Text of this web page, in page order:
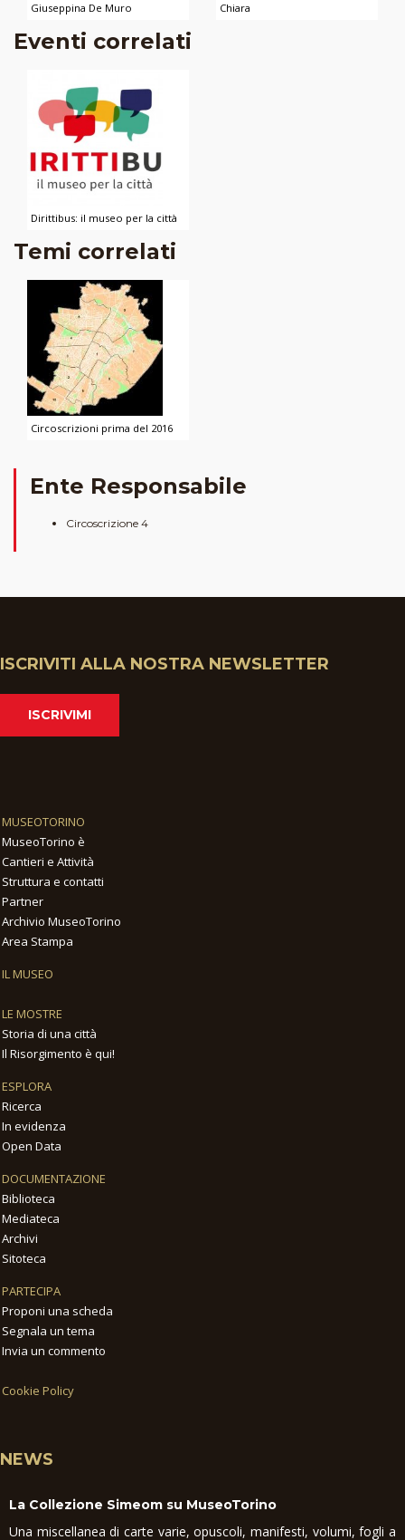
Giuseppina De Muro
Chiara
Eventi correlati
Dirittibus: il museo per la città
Temi correlati
Circoscrizioni prima del 2016
Ente Responsabile
Circoscrizione 4
ISCRIVITI ALLA NOSTRA NEWSLETTER
ISCRIVIMI
MUSEOTORINO
MuseoTorino è
Cantieri e Attività
Struttura e contatti
Partner
Archivio MuseoTorino
Area Stampa
IL MUSEO
LE MOSTRE
Storia di una città
Il Risorgimento è qui!
ESPLORA
Ricerca
In evidenza
Open Data
DOCUMENTAZIONE
Biblioteca
Mediateca
Archivi
Sitoteca
PARTECIPA
Proponi una scheda
Segnala un tema
Invia un commento
Cookie Policy
NEWS
La Collezione Simeom su MuseoTorino
Una miscellanea di carte varie, opuscoli, manifesti, volumi, fogli a